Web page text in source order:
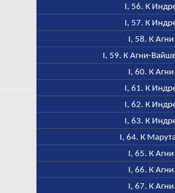
I, 56. К
I, 57. К
I, 58. К Агни
I, 59. К Агни-
I, 60. К Агни
I, 61. К
I, 62. К
I, 63. К
I, 64. К
I, 65. К Агни
I, 66. К Агни
I, 67. К Агни